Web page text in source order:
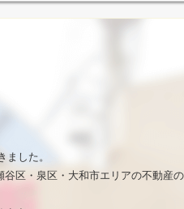
した。
区・泉区・大和市エリアの不動産